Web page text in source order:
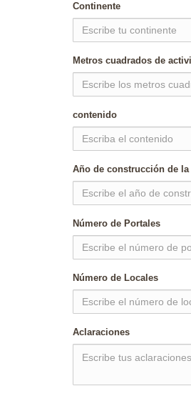
Continente
Metros cuadrados de
contenido
Año de construcción de la
Número de Portales
Número de Locales
Aclaraciones